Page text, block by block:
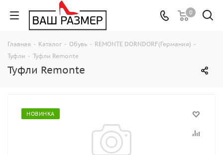
0
Главная - Каталог - Обувь - REMONTE DORNDORF(Германия) -
Туфли - Туфли Remonte
Туфли Remonte
НОВИНКА